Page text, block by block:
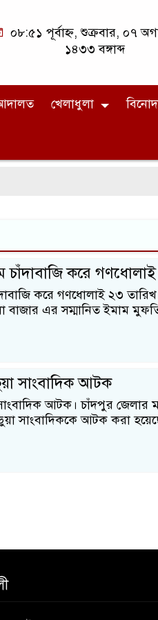
০৮:৫১ পূর্বাহ্ন, শুক্রবার, ০৭
১৪৩৩ বঙ্গাব্দ
খেলাধুলা
চাঁদাবাজি করে গণধোলাই
করে গণধোলাই ২৩
বাজার এর সম্মানিত ইমাম
সাংবাদিক আটক
আটক। চাঁদপুর জেলার
সাংবাদিককে আটক করা